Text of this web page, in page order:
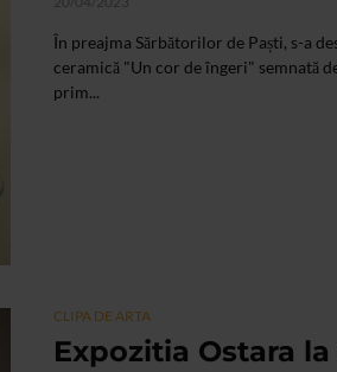
În preajma Sărbătorilor de Paști, s-a
ceramică "Un cor de îngeri" semnată
prim...
CLIPA DE ARTA
Expozitia Ostara